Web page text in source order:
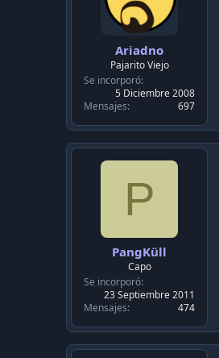
Ariadno
Pajarito Viejo
Se incorporó
5 Diciembre 2008
Mensajes
697
P
PangKüll
Capo
Se incorporó
23 Septiembre 2011
Mensajes
474